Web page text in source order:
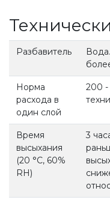
Разбавитель
Норма
расхода в
один слой
200 -
Время
высыхания
(20 °С, 60%
RH)
3